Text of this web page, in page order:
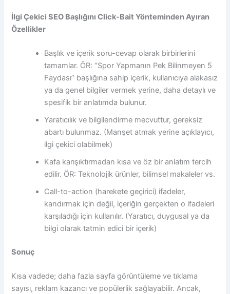
İlgi Çekici SEO Başlığını Click-Bait Yönteminden Ayıran
Özellikler
Başlık ve içerik soru-cevap olarak birbirlerini
tamamlar. ÖR: “Spor Yapmanın Pek Bilinmeyen 5
Faydası” başlığına sahip içerik, kullanıcıya alakasız
ya da genel bilgiler vermek yerine, daha detaylı ve
spesifik bir anlatımda bulunur.
Yaratıcılık ve bilgilendirme mecvuttur, gereksiz
abartı bulunmaz. (Manşet atmak yerine açıklayıcı,
ilgi çekici olabilmek)
Kafa karışıktırmadan kısa ve öz bir anlatım tercih
edilir. ÖR: Teknolojik ürünler, bilimsel makaleler vs.
Call-to-action (harekete geçirici) ifadeler,
kandırmak için değil, içeriğin gerçekten o ifadeleri
karşıladığı için kullanılır. (Yaratıcı, duygusal ya da
bilgi olarak tatmin edici bir içerik)
Sonuç
Kısa vadede; daha fazla sayfa görüntüleme ve tıklama
sayısı, reklam kazancı ve popülerlik sağlayabilir. Ancak,